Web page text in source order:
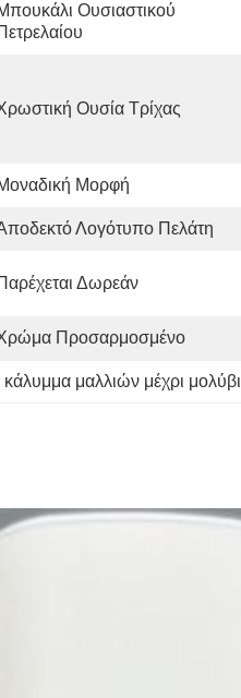
Ουσιαστικού
Ουσία Τρίχας
Μορφή
Λογότυπο Πελάτη
Δωρεάν
Προσαρμοσμένο
κάλυμμα μαλλιών μέχρι μολύβι